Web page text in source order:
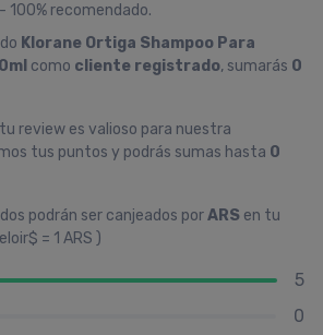
100% recomendado.
Klorane Ortiga Shampoo Para
como cliente registrado, sumarás 0
review es valioso para nuestra
tus puntos y podrás sumas hasta 0
podrán ser canjeados porARS en tu
= 1 ARS )
5
0